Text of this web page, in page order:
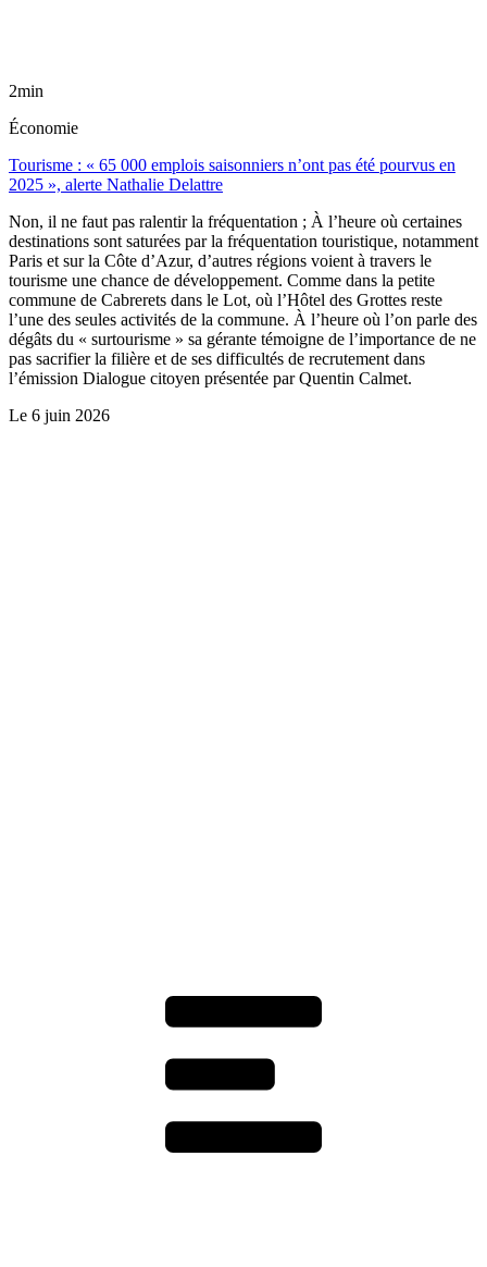
2min
Économie
Tourisme : « 65 000 emplois saisonniers n’ont pas été pourvus en
2025 », alerte Nathalie Delattre
Non, il ne faut pas ralentir la fréquentation ; À l’heure où certaines
destinations sont saturées par la fréquentation touristique, notamment
Paris et sur la Côte d’Azur, d’autres régions voient à travers le
tourisme une chance de développement. Comme dans la petite
commune de Cabrerets dans le Lot, où l’Hôtel des Grottes reste
l’une des seules activités de la commune. À l’heure où l’on parle des
dégâts du « surtourisme » sa gérante témoigne de l’importance de ne
pas sacrifier la filière et de ses difficultés de recrutement dans
l’émission Dialogue citoyen présentée par Quentin Calmet.
Le 6 juin 2026